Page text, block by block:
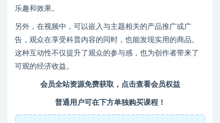
乐趣和效果。
另外，在视频中，可以嵌入与主题相关的产品推广或广
告，观众在享受科普内容的同时，也能发现实用的商品。
这种互动性不仅提升了观众的参与感，也为创作者带来了
可观的经济收益。
会员全站资源免费获取，点击查看会员权益
普通用户可在下方单独购买课程！